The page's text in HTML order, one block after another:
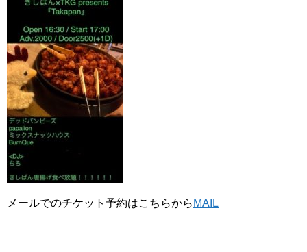
メールでのチケット予約はこちらから MAIL